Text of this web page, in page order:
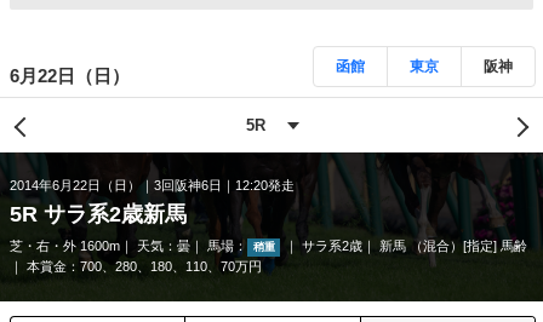
6月22日（日） 函館 東京 阪神
2014年6月22日（日） 3回阪神6日 12:20発走
5R サラ系2歳新馬
芝・右・外 1600m 天気： 曇 馬場： 稍重 サラ系2歳
新馬 （混合）[指定] 馬齢
本賞金：700、280、180、110、70万円